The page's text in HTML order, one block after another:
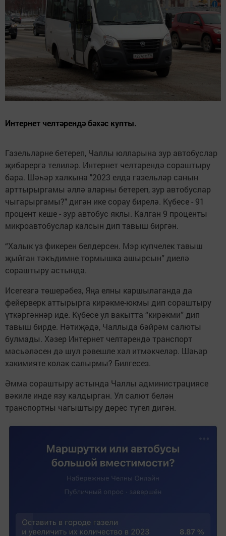
Интернет челтәрендә бәхәс купты.
Газельләрне бетереп, Чаллы юлларына зур автобуслар
җибәрергә телиләр. Интернет челтәрендә сораштыру
бара. Шәһәр халкына "2023 елда газельләр санын
арттырыргамы әллә аларны бетереп, зур автобуслар
чыгарыргамы?" дигән ике сорау бирелә. Күбесе - 91
процент кеше - зур автобус яклы. Калган 9 проценты
микроавтобуслар калсын дип тавыш биргән.
“Халык үз фикерен белдерсен. Мэр күпчелек тавыш
җыйган тәкъдимне тормышка ашырсын” диелә
сораштыру астында.
Исегезгә төшерәбез, Яңа елны каршылаганда да
фейерверк аттырырга кирәкме-юкмы дип сораштыру
үткәргәннәр иде. Күбесе ул вакытта “кирәкми” дип
тавыш бирде. Нәтиҗәдә, Чаллыда бәйрәм салюты
булмады. Хәзер Интернет челтәрендә транспорт
мәсьәләсен дә шул рәвешле хәл итмәкчеләр. Шәһәр
хакимияте колак салырмы? Билгесез.
Әмма сораштыру астында Чаллы администрациясе
вәкиле инде язу калдырган. Ул салют белән
транспортны чагыштыру дөрес түгел дигән.